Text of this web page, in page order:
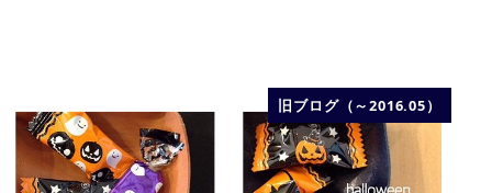
旧ブログ（～2016.05）